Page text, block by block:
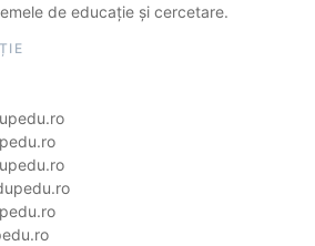
de educație și cercetare.